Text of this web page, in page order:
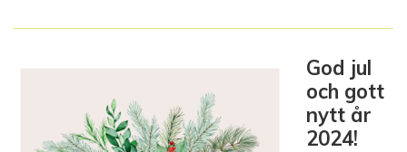
God jul
och gott
nytt år
2024!